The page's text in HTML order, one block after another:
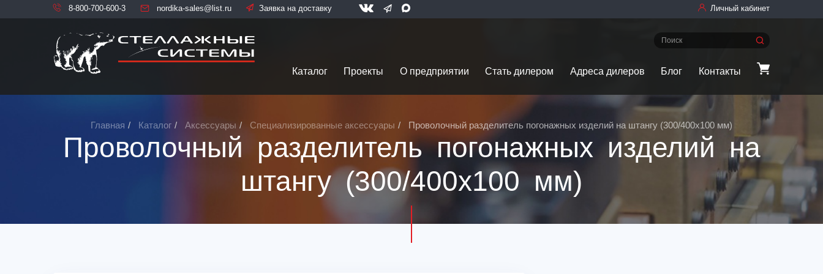
8-800-700-600-3 nordika-sales@list.ru Заявка на доставку Личный кабинет
Каталог Проекты О предприятии Стать дилером Адреса дилеров Блог Контакты
Главная Каталог Аксессуары Специализированные аксессуары Проволочный разделитель погонажных изделий на штангу (300/400х100 мм)
Проволочный разделитель погонажных изделий на
штангу (300/400х100 мм)